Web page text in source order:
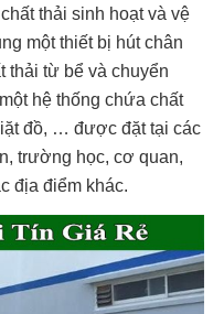
thải sinh hoạt và vệ
một thiết bị hút chân
thải từ bể và chuyển
hệ thống chứa chất
đồ, … được đặt tại các
trường học, cơ quan,
địa điểm khác.